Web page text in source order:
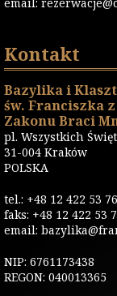
Kontakt
Bazylika i
św. Franciszka z
Zakonu Braci
pl. Wszystkich
31-004 Kraków
POLSKA
tel.: +48 12 422 53 76
faks: +48 12 422 53
email:
NIP: 6761173438
REGON: 040013365